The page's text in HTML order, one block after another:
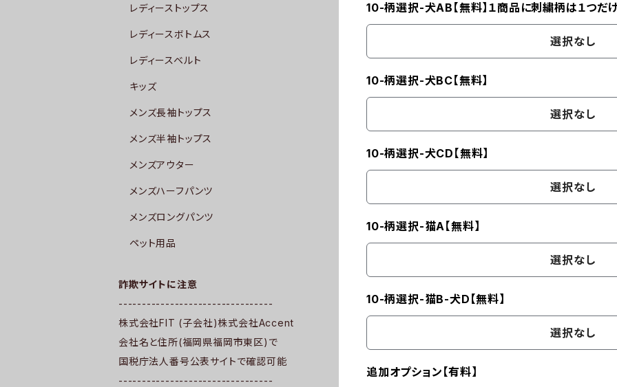
10-柄選択-犬AB【無料】１商品に刺繍柄は１つだ
選択なし
10-柄選択-犬BC【無料】
選択なし
10-柄選択-犬CD【無料】
選択なし
10-柄選択-猫A【無料】
選択なし
10-柄選択-猫B-犬D【無料】
選択なし
追加オプション【有料】
レディーストップス
レディースボトムス
レディースベルト
キッズ
メンズ長袖トップス
メンズ半袖トップス
メンズアウター
メンズハーフパンツ
メンズロングパンツ
ペット用品
詐欺サイトに注意
---------------------------------
株式会社FIT (子会社)株式会社Accent
会社名と住所(福岡県福岡市東区)で
国税庁法人番号公表サイトで確認可能
---------------------------------